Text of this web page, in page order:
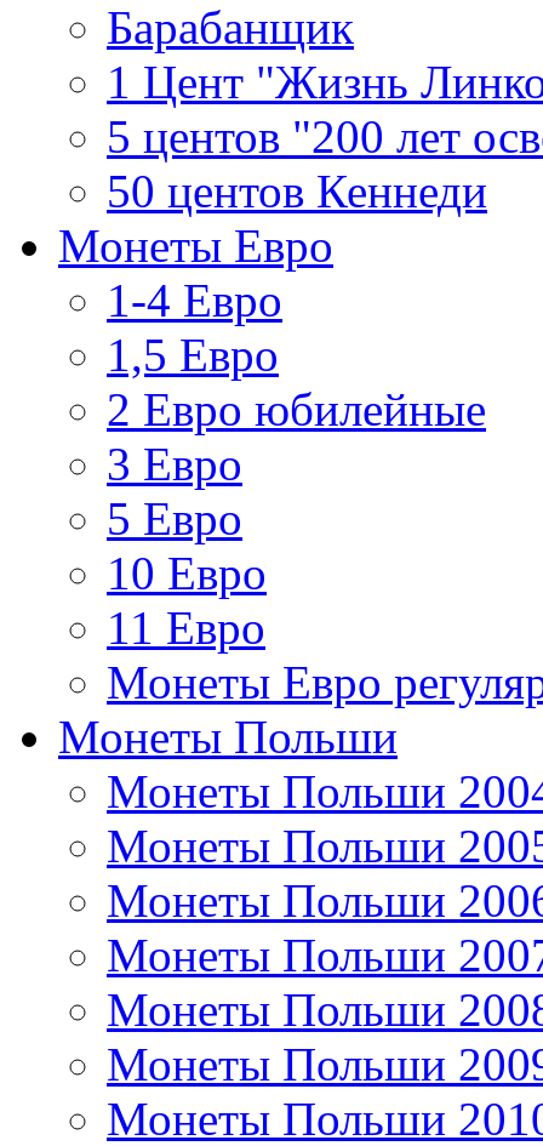
Барабанщик
1 Цент "Жизнь
5 центов "200 лет
50 центов Кеннеди
Монеты Евро
1-4 Евро
1,5 Евро
2 Евро юбилейные
3 Евро
5 Евро
10 Евро
11 Евро
Монеты Евро
Монеты Польши
Монеты Польши
Монеты Польши
Монеты Польши
Монеты Польши
Монеты Польши
Монеты Польши
Монеты Польши